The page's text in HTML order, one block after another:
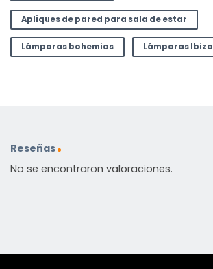
Apliques de pared para sala de estar
Lámparas bohemias Lámparas Ibiza
Reseñas
No se encontraron valoraciones.